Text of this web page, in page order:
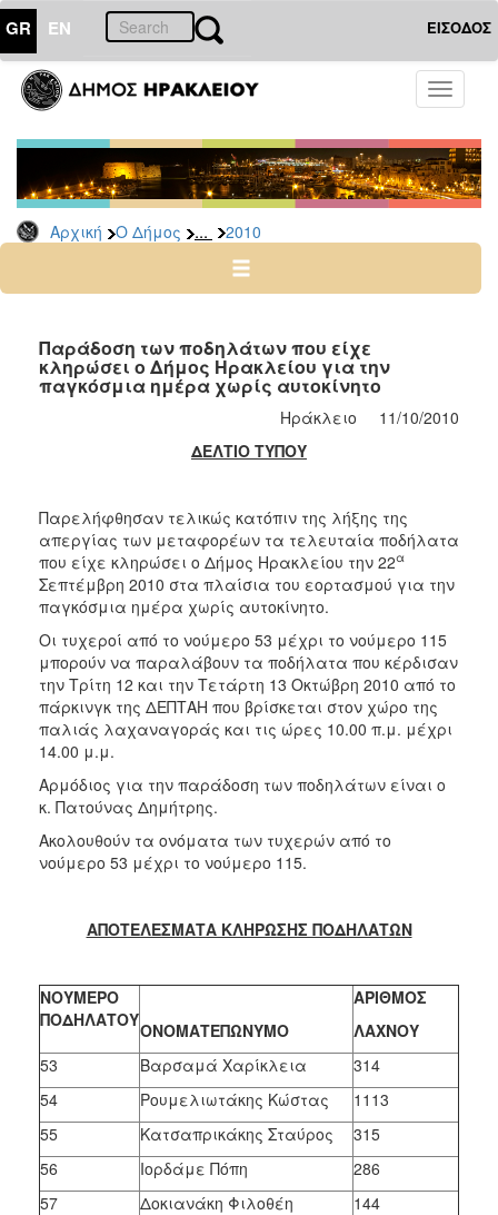
GR EN ΕΙΣΟΔΟΣ
Toggle
Αρχική Ο Δήμος ... 2010
ΔΗΜΟΣ
Δελτία
Τύπου
Αρχείο
2026
2024
2022
2021
2017
2016
2015
2013
2012
2011
2010
2006
ΑΝΘΕΚΤΙΚΗ
ΠΟΛΗ
Παράδοση των ποδηλάτων που είχε
κληρώσει ο Δήμος Ηρακλείου για την
παγκόσμια ημέρα χωρίς αυτοκίνητο
Ηράκλειο 11/10/2010
ΔΕΛΤΙΟ ΤΥΠΟΥ
Παρελήφθησαν τελικώς κατόπιν της λήξης της
απεργίας των μεταφορέων τα τελευταία ποδήλατα
που είχε κληρώσει ο Δήμος Ηρακλείου την 22α
Σεπτέμβρη 2010 στα πλαίσια του εορτασμού για την
παγκόσμια ημέρα χωρίς αυτοκίνητο.
Οι τυχεροί από το νούμερο 53 μέχρι το νούμερο 115
μπορούν να παραλάβουν τα ποδήλατα που κέρδισαν
την Τρίτη 12 και την Τετάρτη 13 Οκτώβρη 2010 από το
πάρκινγκ της ΔΕΠΤΑΗ που βρίσκεται στον χώρο της
παλιάς λαχαναγοράς και τις ώρες 10.00 π.μ. μέχρι
14.00 μ.μ.
Αρμόδιος για την παράδοση των ποδηλάτων είναι ο
κ. Πατούνας Δημήτρης.
Ακολουθούν τα ονόματα των τυχερών από το
νούμερο 53 μέχρι το νούμερο 115.
ΑΠΟΤΕΛΕΣΜΑΤΑ ΚΛΗΡΩΣΗΣ ΠΟΔΗΛΑΤΩΝ
ΝΟΥΜΕΡΟ
ΠΟΔΗΛΑΤΟΥΟΝΟΜΑΤΕΠΩΝΥΜΟ
ΑΡΙΘΜΟΣ
ΛΑΧΝΟΥ
53
Βαρσαμά Χαρίκλεια
314
54
Ρουμελιωτάκης Κώστας
1113
55
Κατσαπρικάκης Σταύρος
315
56
Ιορδάμε Πόπη
286
57
Δοκιανάκη Φιλοθέη
144